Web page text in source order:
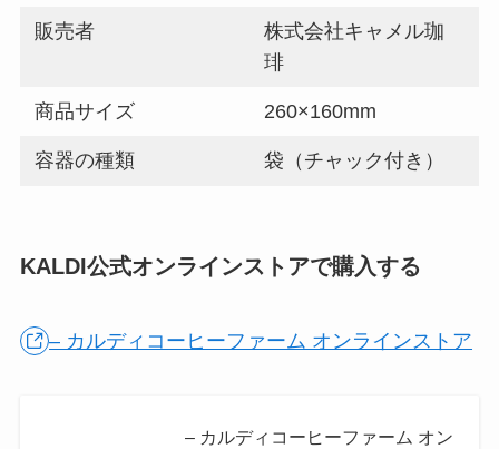
販売者
株式会社キャメル珈
琲
商品サイズ 260×160mm
容器の種類 袋（チャック付き）
KALDI公式オンラインストアで購入する
– カルディコーヒーファーム オンラインストア
– カルディコーヒーファーム オン